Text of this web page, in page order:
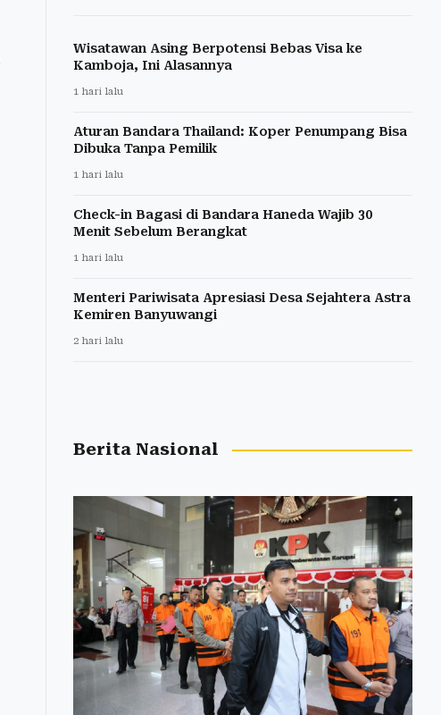
Wisatawan Asing Berpotensi Bebas Visa ke
Kamboja, Ini Alasannya
1 hari lalu
Aturan Bandara Thailand: Koper Penumpang Bisa
Dibuka Tanpa Pemilik
1 hari lalu
Check-in Bagasi di Bandara Haneda Wajib 30
Menit Sebelum Berangkat
1 hari lalu
Menteri Pariwisata Apresiasi Desa Sejahtera Astra
Kemiren Banyuwangi
2 hari lalu
Berita Nasional